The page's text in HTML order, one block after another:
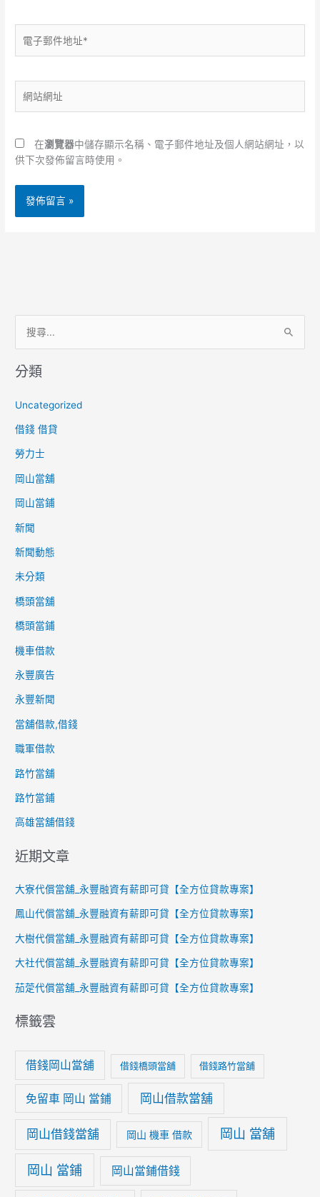
子
件
地
址
站
在瀏覽器中儲存顯示名稱、電子郵件地址及個人網站網址，以
供下次發佈留言時使用。
關
鍵
字
:
分類
Uncategorized
借錢 借貸
勞力士
岡山當舖
岡山當鋪
新聞
新聞動態
未分類
橋頭當舖
橋頭當鋪
機車借款
永豐廣告
永豐新聞
當舖借款,借錢
職軍借款
路竹當舖
路竹當鋪
高雄當舖借錢
近期文章
大寮代償當舖_永豐融資有薪即可貸【全方位貸款專案】
鳳山代償當舖_永豐融資有薪即可貸【全方位貸款專案】
大樹代償當舖_永豐融資有薪即可貸【全方位貸款專案】
大社代償當舖_永豐融資有薪即可貸【全方位貸款專案】
茄萣代償當舖_永豐融資有薪即可貸【全方位貸款專案】
標籤雲
借錢岡山當舖 借錢橋頭當舖 借錢路竹當舖
免留車 岡山 當鋪 岡山借款當舖
岡山借錢當舖 岡山 機車 借款 岡山 當舖
岡山 當鋪 岡山當鋪借錢